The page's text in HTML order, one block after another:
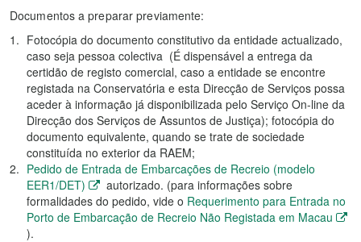
Documentos a preparar previamente:
Fotocópia do documento constitutivo da entidade actualizado,
caso seja pessoa colectiva (É dispensável a entrega da
certidão de registo comercial, caso a entidade se encontre
registada na Conservatória e esta Direcção de Serviços possa
aceder à informação já disponibilizada pelo Serviço On-line da
Direcção dos Serviços de Assuntos de Justiça); fotocópia do
documento equivalente, quando se trate de sociedade
constituída no exterior da RAEM;
Pedido de Entrada de Embarcações de Recreio (modelo
EER1/DET)
autorizado. (para informações sobre
formalidades do pedido, vide o Requerimento para Entrada no
Porto de Embarcação de Recreio Não Registada em Macau
).